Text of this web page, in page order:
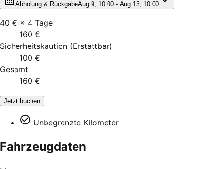
Abholung & RückgabeAug 9, 10:00 - Aug 13, 10:00
40 € × 4 Tage
160 €
Sicherheitskaution (Erstattbar)
100 €
Gesamt
160 €
Jetzt buchen
Unbegrenzte Kilometer
Fahrzeugdaten